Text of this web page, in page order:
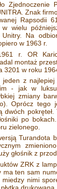
Zjednoczenie
Znak
Rapsodii
w wielu
Na
w 1963 r.
r. OR
montaż
3201 w roku
z najlepiej
- jak w
zmiany
Oprócz tego
dwóch
po
zielonego.
Turandota
głośnik z
ZRK z
ma ten sam
nimi
drukowana.